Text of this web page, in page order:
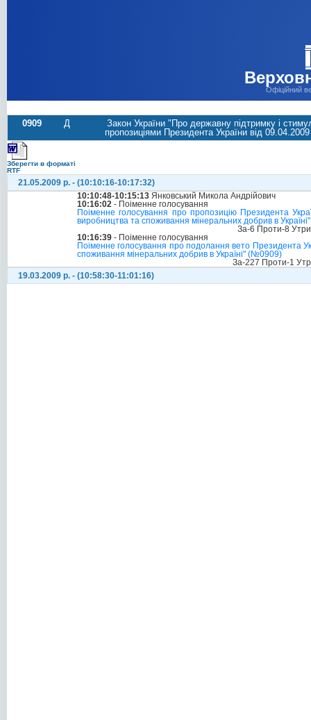
Офіційний
0909 Д
Закон України "Про державну підтримку і
пропозиціями Президента України від
Зберегти в форматі
RTF
21.05.2009 р. - (10:10:16-10:17:32)
10:10:48-10:15:13 Янковський Микола Андрійович
10:16:02 - Поіменне голосування
Поіменне голосування про пропозицію Президента
виробництва та споживання мінеральних добрив в
За-6 Проти-8
10:16:39 - Поіменне голосування
Поіменне голосування про подолання вето Президента
споживання мінеральних добрив в Україні" (№0909)
За-227 Проти-1
19.03.2009 р. - (10:58:30-11:01:16)